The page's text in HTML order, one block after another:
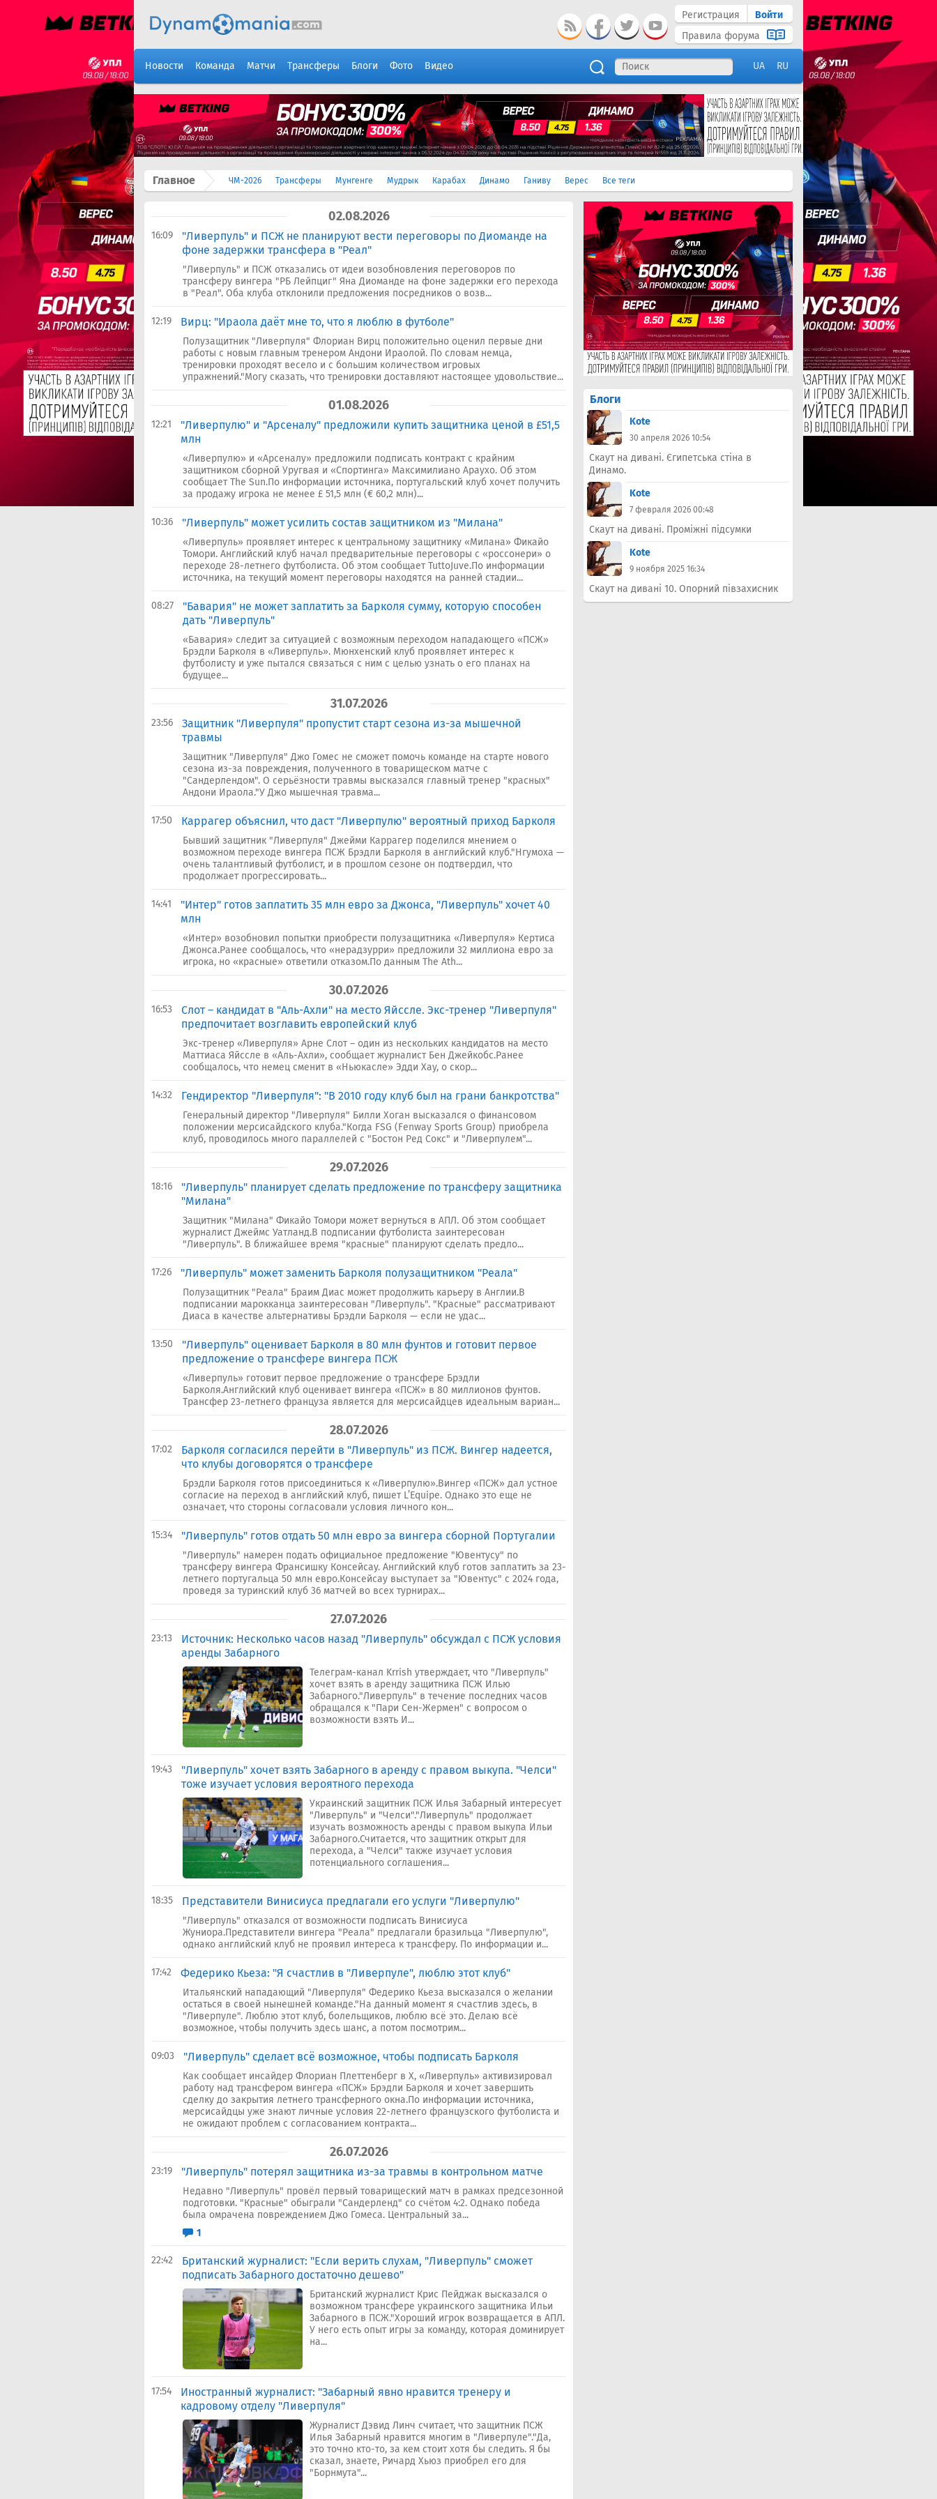
Регистрация
Войти
Правила форума
Новости Команда Матчи Трансферы Блоги Фото Видео UA RU
Главное ЧМ-2026 Трансферы Мунгенге Мудрык Карабах Динамо Ганиву Верес Все теги
02.08.2026
16:09
"Ливерпуль" и ПСЖ не планируют вести переговоры по Диоманде на
фоне задержки трансфера в "Реал"
"Ливерпуль" и ПСЖ отказались от идеи возобновления переговоров по
трансферу вингера "РБ Лейпциг" Яна Диоманде на фоне задержки его перехода
в "Реал". Оба клуба отклонили предложения посредников о возв...
12:19 Вирц: "Ираола даёт мне то, что я люблю в футболе"
Полузащитник "Ливерпуля" Флориан Вирц положительно оценил первые дни
работы с новым главным тренером Андони Ираолой. По словам немца,
тренировки проходят весело и с большим количеством игровых
упражнений."Могу сказать, что тренировки доставляют настоящее удовольствие...
01.08.2026
12:21
"Ливерпулю" и "Арсеналу" предложили купить защитника ценой в £51,5
млн
«Ливерпулю» и «Арсеналу» предложили подписать контракт с крайним
защитником сборной Уругвая и «Спортинга» Максимилиано Араухо. Об этом
сообщает The Sun.По информации источника, португальский клуб хочет получить
за продажу игрока не менее £ 51,5 млн (€ 60,2 млн)...
10:36 "Ливерпуль" может усилить состав защитником из "Милана"
«Ливерпуль» проявляет интерес к центральному защитнику «Милана» Фикайо
Томори. Английский клуб начал предварительные переговоры с «россонери» о
переходе 28-летнего футболиста. Об этом сообщает TuttoJuve.По информации
источника, на текущий момент переговоры находятся на ранней стадии...
08:27
"Бавария" не может заплатить за Барколя сумму, которую способен
дать "Ливерпуль"
«Бавария» следит за ситуацией с возможным переходом нападающего «ПСЖ»
Брэдли Барколя в «Ливерпуль». Мюнхенский клуб проявляет интерес к
футболисту и уже пытался связаться с ним с целью узнать о его планах на
будущее...
31.07.2026
23:56
Защитник "Ливерпуля" пропустит старт сезона из-за мышечной
травмы
Защитник "Ливерпуля" Джо Гомес не сможет помочь команде на старте нового
сезона из-за повреждения, полученного в товарищеском матче с
"Сандерлендом". О серьёзности травмы высказался главный тренер "красных"
Андони Ираола."У Джо мышечная травма...
17:50 Каррагер объяснил, что даст "Ливерпулю" вероятный приход Барколя
Бывший защитник "Ливерпуля" Джейми Каррагер поделился мнением о
возможном переходе вингера ПСЖ Брэдли Барколя в английский клуб."Нгумоха —
очень талантливый футболист, и в прошлом сезоне он подтвердил, что
продолжает прогрессировать...
14:41
"Интер" готов заплатить 35 млн евро за Джонса, "Ливерпуль" хочет 40
млн
«Интер» возобновил попытки приобрести полузащитника «Ливерпуля» Кертиса
Джонса.Ранее сообщалось, что «нерадзурри» предложили 32 миллиона евро за
игрока, но «красные» ответили отказом.По данным The Ath...
30.07.2026
16:53
​Слот – кандидат в "Аль-Ахли" на место Яйссле. Экс-тренер "Ливерпуля"
предпочитает возглавить европейский клуб
Экс-тренер «Ливерпуля» Арне Слот – один из нескольких кандидатов на место
Маттиаса Яйссле в «Аль-Ахли», сообщает журналист Бен Джейкобс.Ранее
сообщалось, что немец сменит в «Ньюкасле» Эдди Хау, о скор...
14:32 Гендиректор "Ливерпуля": "В 2010 году клуб был на грани банкротства"
Генеральный директор "Ливерпуля" Билли Хоган высказался о финансовом
положении мерсисайдского клуба."Когда FSG (Fenway Sports Group) приобрела
клуб, проводилось много параллелей с "Бостон Ред Сокс" и "Ливерпулем"...
29.07.2026
18:16
"Ливерпуль" планирует сделать предложение по трансферу защитника
"Милана"
Защитник "Милана" Фикайо Томори может вернуться в АПЛ. Об этом сообщает
журналист Джеймс Уатланд.В подписании футболиста заинтересован
"Ливерпуль". В ближайшее время "красные" планируют сделать предло...
17:26 "Ливерпуль" может заменить Барколя полузащитником "Реала"
Полузащитник "Реала" Браим Диас может продолжить карьеру в Англии.В
подписании марокканца заинтересован "Ливерпуль". "Красные" рассматривают
Диаса в качестве альтернативы Брэдли Барколя — если не удас...
13:50
"Ливерпуль" оценивает Барколя в 80 млн фунтов и готовит первое
предложение о трансфере вингера ПСЖ
«Ливерпуль» готовит первое предложение о трансфере Брэдли
Барколя.Английский клуб оценивает вингера «ПСЖ» в 80 миллионов фунтов.
Трансфер 23-летнего француза является для мерсисайдцев идеальным вариан...
28.07.2026
17:02
Барколя согласился перейти в "Ливерпуль" из ПСЖ. Вингер надеется,
что клубы договорятся о трансфере
Брэдли Барколя готов присоединиться к «Ливерпулю».Вингер «ПСЖ» дал устное
согласие на переход в английский клуб, пишет L’Equipe. Однако это еще не
означает, что стороны согласовали условия личного кон...
15:34 "Ливерпуль" готов отдать 50 млн евро за вингера сборной Португалии
"Ливерпуль" намерен подать официальное предложение "Ювентусу" по
трансферу вингера Франсишку Консейсау. Английский клуб готов заплатить за 23-
летнего португальца 50 млн евро.Консейсау выступает за "Ювентус" с 2024 года,
проведя за туринский клуб 36 матчей во всех турнирах...
27.07.2026
23:13
Источник: Несколько часов назад "Ливерпуль" обсуждал с ПСЖ условия
аренды Забарного
Телеграм-канал Krrish утверждает, что "Ливерпуль"
хочет взять в аренду защитника ПСЖ Илью
Забарного."Ливерпуль" в течение последних часов
обращался к "Пари Сен-Жермен" с вопросом о
возможности взять И...
19:43
"Ливерпуль" хочет взять Забарного в аренду с правом выкупа. "Челси"
тоже изучает условия вероятного перехода
Украинский защитник ПСЖ Илья Забарный интересует
"Ливерпуль" и "Челси"."Ливерпуль" продолжает
изучать возможность аренды с правом выкупа Ильи
Забарного.Считается, что защитник открыт для
перехода, а "Челси" также изучает условия
потенциального соглашения...
18:35 Представители Винисиуса предлагали его услуги "Ливерпулю"
"Ливерпуль" отказался от возможности подписать Винисиуса
Жуниора.Представители вингера "Реала" предлагали бразильца "Ливерпулю",
однако английский клуб не проявил интереса к трансферу. По информации и...
17:42 Федерико Кьеза: "Я счастлив в "Ливерпуле", люблю этот клуб"
Итальянский нападающий "Ливерпуля" Федерико Кьеза высказался о желании
остаться в своей нынешней команде."На данный момент я счастлив здесь, в
"Ливерпуле". Люблю этот клуб, болельщиков, люблю всё это. Делаю всё
возможное, чтобы получить здесь шанс, а потом посмотрим...
09:03 "Ливерпуль" сделает всё возможное, чтобы подписать Барколя
Как сообщает инсайдер Флориан Плеттенберг в Х, «Ливерпуль» активизировал
работу над трансфером вингера «ПСЖ» Брэдли Барколя и хочет завершить
сделку до закрытия летнего трансферного окна.По информации источника,
мерсисайдцы уже знают личные условия 22-летнего французского футболиста и
не ожидают проблем с согласованием контракта...
26.07.2026
23:19 "Ливерпуль" потерял защитника из-за травмы в контрольном матче
Недавно "Ливерпуль" провёл первый товарищеский матч в рамках предсезонной
подготовки. "Красные" обыграли "Сандерленд" со счётом 4:2. Однако победа
была омрачена повреждением Джо Гомеса. Центральный за...
1
22:42
Британский журналист: "Если верить слухам, "Ливерпуль" сможет
подписать Забарного достаточно дешево"
Британский журналист Крис Пейджак высказался о
возможном трансфере украинского защитника Ильи
Забарного в ПСЖ."Хороший игрок возвращается в АПЛ.
У него есть опыт игры за команду, которая доминирует
на...
17:54
Иностранный журналист: "Забарный явно нравится тренеру и
кадровому отделу "Ливерпуля"
Журналист Дэвид Линч считает, что защитник ПСЖ
Илья Забарный нравится многим в "Ливерпуле"."Да,
это точно кто-то, за кем стоит хотя бы следить. Я бы
сказал, знаете, Ричард Хьюз приобрел его для
"Борнмута"...
Блоги
Kote
30 апреля 2026 10:54
Скаут на дивані. Єгипетська стіна в
Динамо.
Kote
7 февраля 2026 00:48
Скаут на дивані. Проміжні підсумки
Kote
9 ноября 2025 16:34
Скаут на дивані 10. Опорний півзахисник